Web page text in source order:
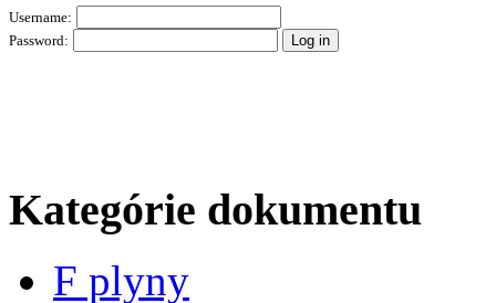
Username:
Password:
Kategórie dokumentu
F plyny